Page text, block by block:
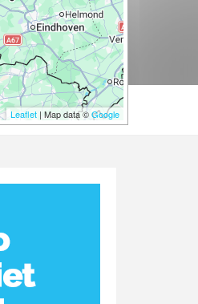
Leaflet | Map data ©Google